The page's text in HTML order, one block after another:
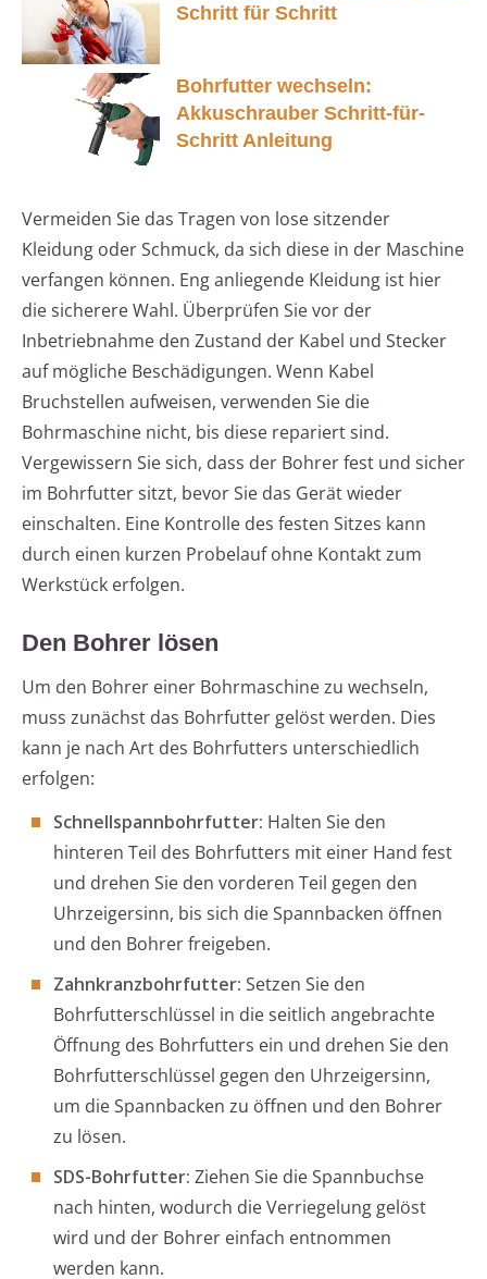
Schritt für Schritt
Bohrfutter wechseln:
Akkuschrauber Schritt-für-
Schritt Anleitung
Vermeiden Sie das Tragen von lose sitzender
Kleidung oder Schmuck, da sich diese in der Maschine
verfangen können. Eng anliegende Kleidung ist hier
die sicherere Wahl. Überprüfen Sie vor der
Inbetriebnahme den Zustand der Kabel und Stecker
auf mögliche Beschädigungen. Wenn Kabel
Bruchstellen aufweisen, verwenden Sie die
Bohrmaschine nicht, bis diese repariert sind.
Vergewissern Sie sich, dass der Bohrer fest und sicher
im Bohrfutter sitzt, bevor Sie das Gerät wieder
einschalten. Eine Kontrolle des festen Sitzes kann
durch einen kurzen Probelauf ohne Kontakt zum
Werkstück erfolgen.
Den Bohrer lösen
Um den Bohrer einer Bohrmaschine zu wechseln,
muss zunächst das Bohrfutter gelöst werden. Dies
kann je nach Art des Bohrfutters unterschiedlich
erfolgen:
Schnellspannbohrfutter: Halten Sie den
hinteren Teil des Bohrfutters mit einer Hand fest
und drehen Sie den vorderen Teil gegen den
Uhrzeigersinn, bis sich die Spannbacken öffnen
und den Bohrer freigeben.
Zahnkranzbohrfutter: Setzen Sie den
Bohrfutterschlüssel in die seitlich angebrachte
Öffnung des Bohrfutters ein und drehen Sie den
Bohrfutterschlüssel gegen den Uhrzeigersinn,
um die Spannbacken zu öffnen und den Bohrer
zu lösen.
SDS-Bohrfutter: Ziehen Sie die Spannbuchse
nach hinten, wodurch die Verriegelung gelöst
wird und der Bohrer einfach entnommen
werden kann.